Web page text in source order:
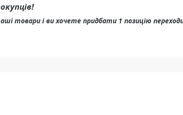
товари і ви хочете придбати 1 позицію